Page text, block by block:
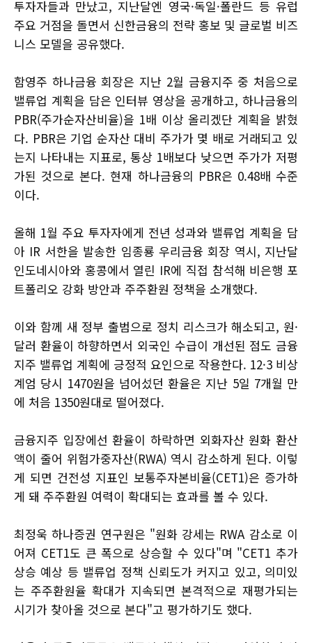
투자자들과 만났고, 지난달엔 영국·독일·폴란드 등 유럽
주요 거점을 돌면서 신한금융의 전략 홍보 및 글로벌 비즈
니스 모델을 공유했다.
함영주 하나금융 회장은 지난 2월 금융지주 중 처음으로
밸류업 계획을 담은 인터뷰 영상을 공개하고, 하나금융의
PBR(주가순자산비율)을 1배 이상 올리겠단 계획을 밝혔
다. PBR은 기업 순자산 대비 주가가 몇 배로 거래되고 있
는지 나타내는 지표로, 통상 1배보다 낮으면 주가가 저평
가된 것으로 본다. 현재 하나금융의 PBR은 0.48배 수준
이다.
올해 1월 주요 투자자에게 전년 성과와 밸류업 계획을 담
아 IR 서한을 발송한 임종룡 우리금융 회장 역시, 지난달
인도네시아와 홍콩에서 열린 IR에 직접 참석해 비은행 포
트폴리오 강화 방안과 주주환원 정책을 소개했다.
이와 함께 새 정부 출범으로 정치 리스크가 해소되고, 원·
달러 환율이 하향하면서 외국인 수급이 개선된 점도 금융
지주 밸류업 계획에 긍정적 요인으로 작용한다. 12·3 비상
계엄 당시 1470원을 넘어섰던 환율은 지난 5일 7개월 만
에 처음 1350원대로 떨어졌다.
금융지주 입장에선 환율이 하락하면 외화자산 원화 환산
액이 줄어 위험가중자산(RWA) 역시 감소하게 된다. 이렇
게 되면 건전성 지표인 보통주자본비율(CET1)은 증가하
게 돼 주주환원 여력이 확대되는 효과를 볼 수 있다.
최정욱 하나증권 연구원은 "원화 강세는 RWA 감소로 이
어져 CET1도 큰 폭으로 상승할 수 있다"며 "CET1 추가
상승 예상 등 밸류업 정책 신뢰도가 커지고 있고, 의미있
는 주주환원율 확대가 지속되면 본격적으로 재평가되는
시기가 찾아올 것으로 본다"고 평가하기도 했다.